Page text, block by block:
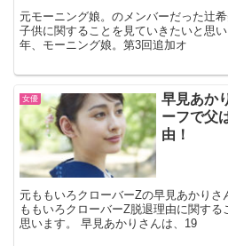
元モーニング娘。のメンバーだった辻
子供に関することを見ていきたいと思
年、モーニング娘。第3回追加オ
女優
早見あか
ーフで父
由！
元ももいろクローバーZの早見あかりさ
ももいろクローバーZ脱退理由に関する
思います。 早見あかりさんは、19